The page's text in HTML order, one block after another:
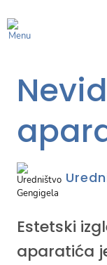
Estetski
aparatića